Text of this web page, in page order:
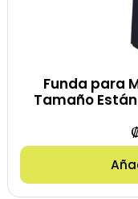
Funda para
Tamaño